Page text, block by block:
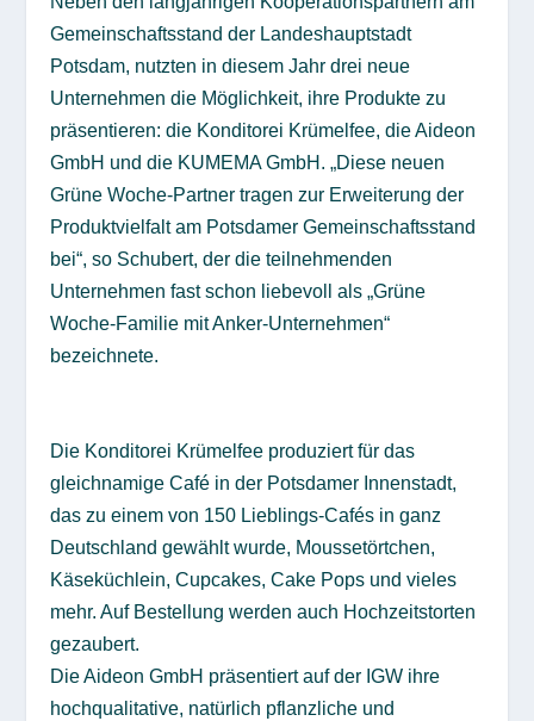
Gemeinschaftsstand der Landeshauptstadt
Potsdam, nutzten in diesem Jahr drei neue
Unternehmen die Möglichkeit, ihre Produkte zu
präsentieren: die Konditorei Krümelfee, die Aideon
GmbH und die KUMEMA GmbH. „Diese neuen
Grüne Woche-Partner tragen zur Erweiterung der
Produktvielfalt am Potsdamer Gemeinschaftsstand
bei“, so Schubert, der die teilnehmenden
Unternehmen fast schon liebevoll als „Grüne
Woche-Familie mit Anker-Unternehmen“
bezeichnete.
Die Konditorei Krümelfee produziert für das
gleichnamige Café in der Potsdamer Innenstadt,
das zu einem von 150 Lieblings-Cafés in ganz
Deutschland gewählt wurde, Moussetörtchen,
Käseküchlein, Cupcakes, Cake Pops und vieles
mehr. Auf Bestellung werden auch Hochzeitstorten
gezaubert.
Die Aideon GmbH präsentiert auf der IGW ihre
hochqualitative, natürlich pflanzliche und